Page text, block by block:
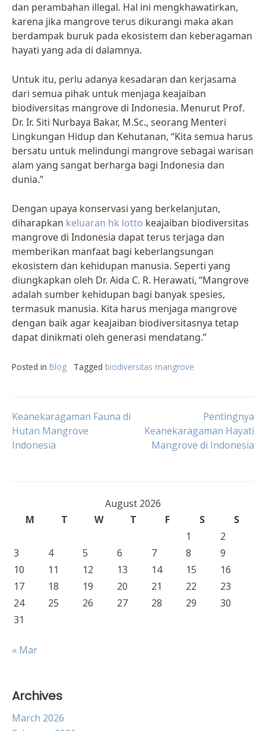
dan perambahan illegal. Hal ini mengkhawatirkan,
karena jika mangrove terus dikurangi maka akan
berdampak buruk pada ekosistem dan keberagaman
hayati yang ada di dalamnya.
Untuk itu, perlu adanya kesadaran dan kerjasama
dari semua pihak untuk menjaga keajaiban
biodiversitas mangrove di Indonesia. Menurut Prof.
Dr. Ir. Siti Nurbaya Bakar, M.Sc., seorang Menteri
Lingkungan Hidup dan Kehutanan, “Kita semua harus
bersatu untuk melindungi mangrove sebagai warisan
alam yang sangat berharga bagi Indonesia dan
dunia.”
Dengan upaya konservasi yang berkelanjutan,
diharapkan keluaran hk lotto keajaiban biodiversitas
mangrove di Indonesia dapat terus terjaga dan
memberikan manfaat bagi keberlangsungan
ekosistem dan kehidupan manusia. Seperti yang
diungkapkan oleh Dr. Aida C. R. Herawati, “Mangrove
adalah sumber kehidupan bagi banyak spesies,
termasuk manusia. Kita harus menjaga mangrove
dengan baik agar keajaiban biodiversitasnya tetap
dapat dinikmati oleh generasi mendatang.”
Posted in Blog Tagged biodiversitas mangrove
Post
navigation
Keanekaragaman Fauna di
Hutan Mangrove
Indonesia
Pentingnya
Keanekaragaman Hayati
Mangrove di Indonesia
August 2026
M
T W T F S
S
1
2
3
4 5 6 7 8
9
10
11 12 13 14 15
16
17
18 19 20 21 22
23
24
25 26 27 28 29
30
31
« Mar
Archives
March 2026